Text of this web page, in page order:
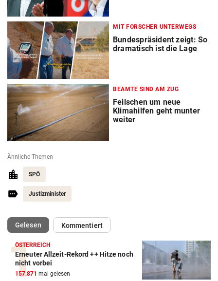
MIT FORSCHER UNTERWEGS
Bundespräsident zeigt: So
dramatisch ist die Lage
BEAMTE SIND AM ZUG
Feilschen um neue
Klimahilfen geht munter
weiter
Ähnliche Themen
SPÖ
Justizminister
Gelesen(ausgewählt)Kommentiert
ÖSTERREICH
Erneuter Allzeit-Rekord ++ Hitze noch
nicht vorbei
157.871 mal gelesen